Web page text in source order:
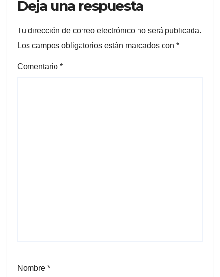
Deja una respuesta
Tu dirección de correo electrónico no será publicada.
Los campos obligatorios están marcados con *
Comentario *
Nombre *